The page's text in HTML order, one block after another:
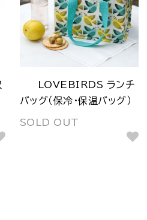
LOVEBIRDS ランチ
バッグ（保冷・保温バッグ）
SOLD OUT